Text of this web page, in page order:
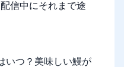
信中にそれまで途
いつ？美味しい鰻が